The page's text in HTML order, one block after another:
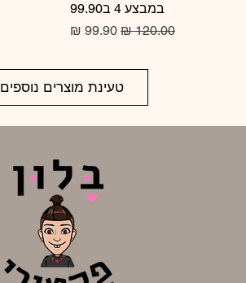
במבצע 4 ב99.90
מחיר רגיל מחיר מבצע
טעינת מוצרים נוספים